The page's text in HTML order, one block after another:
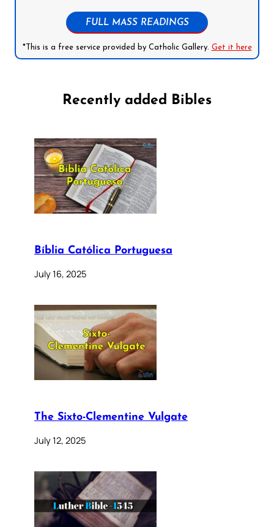
FULL MASS READINGS
*This is a free service provided by Catholic Gallery. Get it here
Recently added Bibles
Bíblia Católica Portuguesa
July 16, 2025
The Sixto-Clementine Vulgate
July 12, 2025